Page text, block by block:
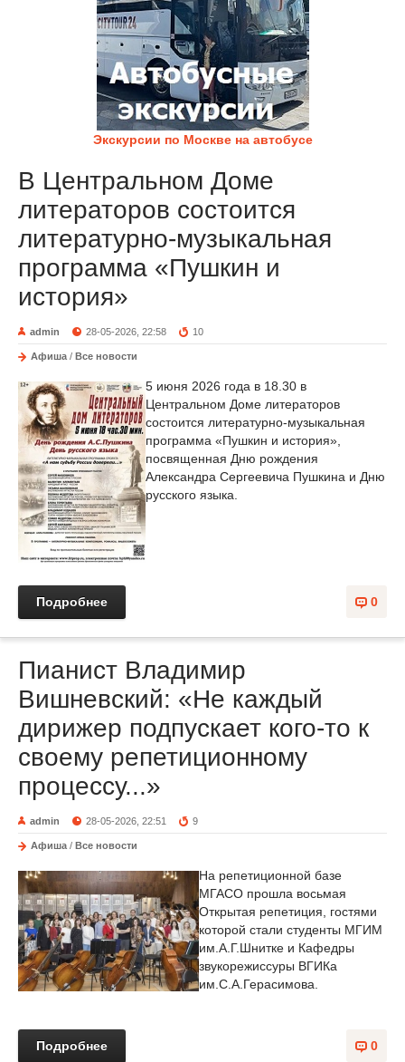
Экскурсии по Москве на автобусе
В Центральном Доме
литераторов состоится
литературно-музыкальная
программа «Пушкин и
история»
admin 28-05-2026, 22:58 10
Афиша / Все новости
5 июня 2026 года в 18.30 в
Центральном Доме литераторов
состоится литературно-музыкальная
программа «Пушкин и история»,
посвященная Дню рождения
Александра Сергеевича Пушкина и Дню
русского языка.
0
Подробнее
Пианист Владимир
Вишневский: «Не каждый
дирижер подпускает кого-то к
своему репетиционному
процессу...»
admin 28-05-2026, 22:51 9
Афиша / Все новости
На репетиционной базе
МГАСО прошла восьмая
Открытая репетиция, гостями
которой стали студенты МГИМ
им.А.Г.Шнитке и Кафедры
звукорежиссуры ВГИКа
им.С.А.Герасимова.
0
Подробнее